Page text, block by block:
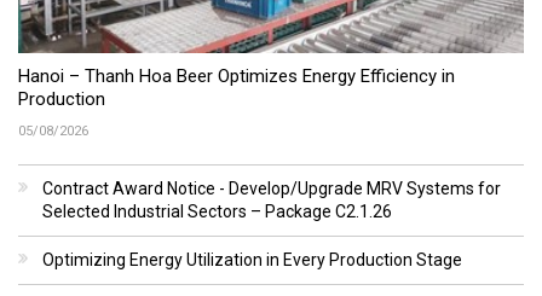
Hanoi – Thanh Hoa Beer Optimizes Energy Efficiency in
Production
05/08/2026
Contract Award Notice - Develop/Upgrade MRV Systems for
Selected Industrial Sectors – Package C2.1.26
Optimizing Energy Utilization in Every Production Stage